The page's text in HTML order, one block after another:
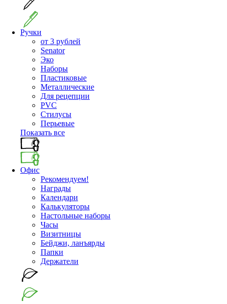
Ручки
от 3 рублей
Senator
Эко
Наборы
Пластиковые
Металлические
Для рецепции
PVC
Стилусы
Перьевые
Показать все
Офис
Рекомендуем!
Награды
Календари
Калькуляторы
Настольные наборы
Часы
Визитницы
Бейджи, ланъярды
Папки
Держатели